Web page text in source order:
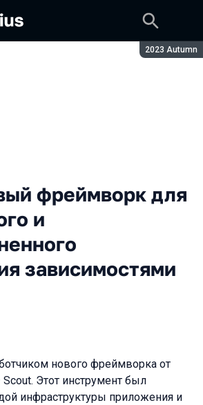
Сезон:
2023 Autumn
фреймворк для
и
зависимостями
нового фреймворка от
Этот инструмент был
инфраструктуры приложения и